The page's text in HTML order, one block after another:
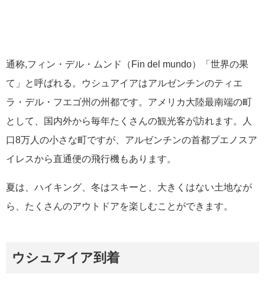
通称,フィン・デル・ムンド（Fin del mundo）「世界の果
て」と呼ばれる。ウシュアイアはアルゼンチンのティエ
ラ・デル・フエゴ州の州都です。アメリカ大陸最南端の町
として、国内外から毎年たくさんの観光客が訪れます。人
口8万人の小さな町ですが、アルゼンチンの首都ブエノスア
イレスから直通便の飛行機もあります。
夏は、ハイキング、冬はスキーと、大きくはない土地なが
ら、たくさんのアウトドアを楽しむことができます。
ウシュアイア到着